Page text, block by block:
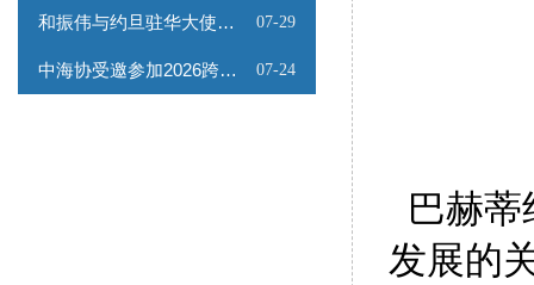
和振伟与约旦驻华大使会谈 07-29
中海协受邀参加2026跨境能源矿产出海专题路演会 07-24
巴赫
发展的